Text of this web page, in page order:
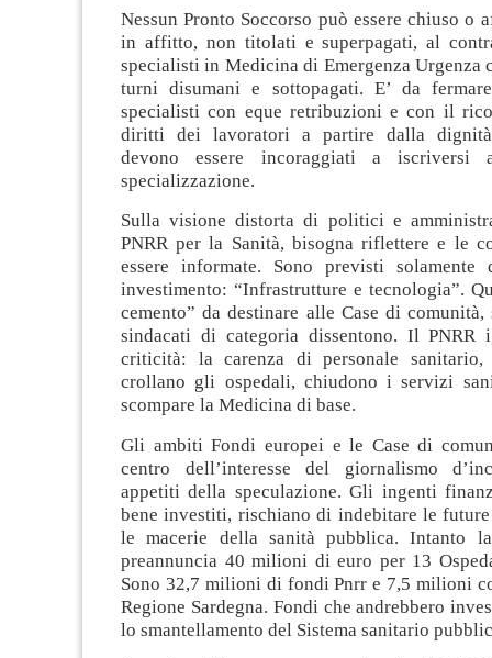
Nessun Pronto Soccorso può essere chiuso o
in affitto, non titolati e superpagati, al
specialisti in Medicina di Emergenza Urgenza
turni disumani e sottopagati. E’ da
specialisti con eque retribuzioni e con il
diritti dei lavoratori a partire dalla
devono essere incoraggiati a iscriversi
specializzazione.
Sulla visione distorta di politici e
PNRR per la Sanità, bisogna riflettere e le
essere informate. Sono previsti
investimento: “Infrastrutture e tecnologia”.
cemento” da destinare alle Case di
sindacati di categoria dissentono. Il PNRR
criticità: la carenza di personale
crollano gli ospedali, chiudono i servizi
scompare la Medicina di base.
Gli ambiti Fondi europei e le Case di
centro dell’interesse del giornalismo
appetiti della speculazione. Gli ingenti
bene investiti, rischiano di indebitare le
le macerie della sanità pubblica. Intanto
preannuncia 40 milioni di euro per 13
Sono 32,7 milioni di fondi Pnrr e 7,5 milioni
Regione Sardegna. Fondi che andrebbero
lo smantellamento del Sistema sanitario